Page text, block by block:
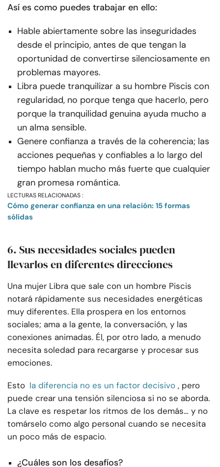
Así es como puedes trabajar en ello:
Hable abiertamente sobre las inseguridades
desde el principio, antes de que tengan la
oportunidad de convertirse silenciosamente en
problemas mayores.
Libra puede tranquilizar a su hombre Piscis con
regularidad, no porque tenga que hacerlo, pero
porque la tranquilidad genuina ayuda mucho a
un alma sensible.
Genere confianza a través de la coherencia; las
acciones pequeñas y confiables a lo largo del
tiempo hablan mucho más fuerte que cualquier
gran promesa romántica.
LECTURAS RELACIONADAS :
Cómo generar confianza en una relación: 15 formas
sólidas
6. Sus necesidades sociales pueden
llevarlos en diferentes direcciones
Una mujer Libra que sale con un hombre Piscis
notará rápidamente sus necesidades energéticas
muy diferentes. Ella prospera en los entornos
sociales; ama a la gente, la conversación, y las
conexiones animadas. Él, por otro lado, a menudo
necesita soledad para recargarse y procesar sus
emociones.
Esto la diferencia no es un factor decisivo , pero
puede crear una tensión silenciosa si no se aborda.
La clave es respetar los ritmos de los demás… y no
tomárselo como algo personal cuando se necesita
un poco más de espacio.
¿Cuáles son los desafíos?